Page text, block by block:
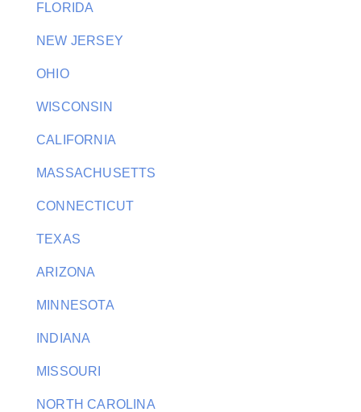
FLORIDA
NEW JERSEY
OHIO
WISCONSIN
CALIFORNIA
MASSACHUSETTS
CONNECTICUT
TEXAS
ARIZONA
MINNESOTA
INDIANA
MISSOURI
NORTH CAROLINA